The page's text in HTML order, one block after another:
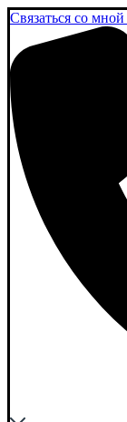
Связаться со мной